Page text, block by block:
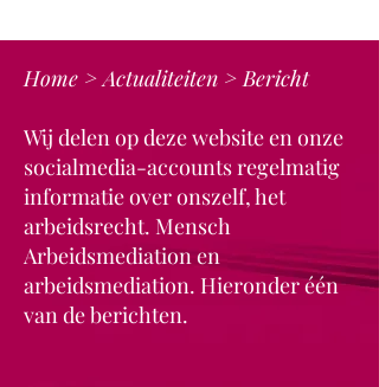
Home >Actualiteiten > Bericht
Wij delen op deze website en onze
socialmedia-accounts regelmatig
informatie over onszelf, het
arbeidsrecht. Mensch
Arbeidsmediation en
arbeidsmediation. Hieronder één
van de berichten.